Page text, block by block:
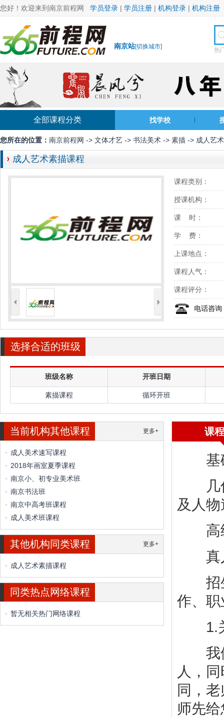
您好！欢迎来到南京前程网 学员登录 | 学员注册 | 机构登录 | 机构注册
南京站[切换城市] 热
全部课程分类 找学校
您所在的位置： 南京前程网 -> 文体才艺 -> 书法美术 -> 素描 -> 成人艺
成人艺术素描课程
课程类别：
授课机构：
课 时：
学 费：
上课地点：
课程人气：
课程评分：
电话咨询
选择合适的班级
班级名称 开班日期
素描课程 循环开班
当前机构其他课程 更多+
成人美术速写课程
2018年画室夏季课程
南京小、初专业美术班
南京书法班
南京中高考班课程
成人美术班课程
其他机构同类课程 更多+
成人艺术素描课程
同类热点网络课程
暂无相关热门网络课程
课
基础
几何
及人
高级
真人
招生
作、
1.关
我们
人，
同，
师先